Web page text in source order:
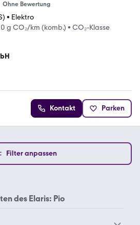
Ohne Bewertung
• Elektro
0 g CO₂/km (komb.) • CO₂-Klasse
Kontakt Parken
Filter anpassen
des Elaris: Pio